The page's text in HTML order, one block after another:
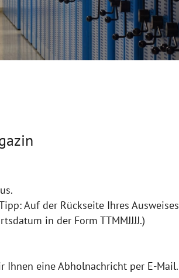
Auf der Rückseite Ihres Ausweises
in der Form TTMMJJJJ.)
Ihnen eine Abholnachricht per E-Mail.